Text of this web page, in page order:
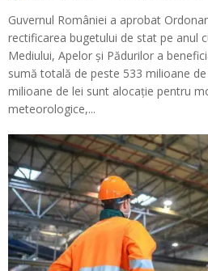
Guvernul României a aprobat
rectificarea bugetului de stat pe anul
Mediului, Apelor și Pădurilor a
sumă totală de peste 533 milioane
milioane de lei sunt alocație pentru
meteorologice,...